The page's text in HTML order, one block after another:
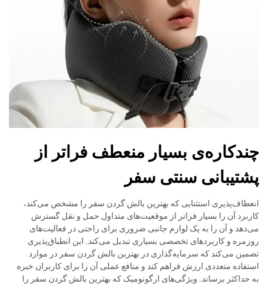
چندکاره‌ی بسیار منعطف فراتر از
پشتیبانی سنتی سفر
انعطاف‌پذیری استثنایی که بهترین بالش گردن سفر را مشخص می‌کند،
کاربرد آن را بسیار فراتر از موقعیت‌های متداول حمل و نقل گسترش
می‌دهد و آن را به یک لوازم جانبی ضروری برای راحتی در فعالیت‌های
روزمره و کاربردهای تخصصی بسیاری تبدیل می‌کند. این انطباق‌پذیری
تضمین می‌کند که سرمایه‌گذاری در بهترین بالش گردن سفر در موارد
استفاده متعددی ارزش فراهم کند و منافع عملی آن را برای کاربران خبره
به حداکثر برساند. ویژگی‌های ارگونومیک که بهترین بالش گردن سفر را